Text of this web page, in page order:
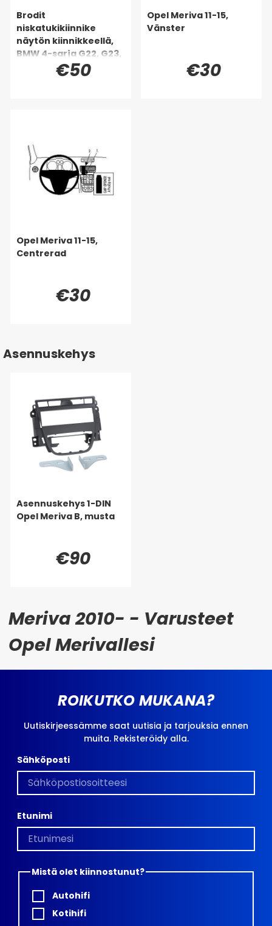
Brodit
niskatukikiinnike
näytön kiinnikkeellä,
BMW 4-sarja G22, G23,
G24, G26 88-26
€50
Opel Meriva 11-15,
Vänster
€30
Opel Meriva 11-15,
Centrerad
€30
Asennuskehys
Asennuskehys 1-DIN
Opel Meriva B, musta
€90
Meriva 2010- - Varusteet
Opel Merivallesi
ROIKUTKO MUKANA?
Uutiskirjeessämme saat uutisia ja tarjouksia ennen
muita. Rekisteröidy alla.
Sähköposti
Etunimi
Mistä olet kiinnostunut?
Autohifi
Kotihifi